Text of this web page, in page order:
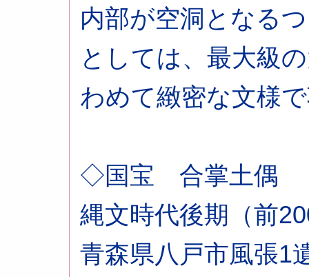
内部が空洞となる
としては、最大級
わめて緻密な文様
◇国宝 合掌土偶
縄文時代後期（前
青森県八戸市風張1